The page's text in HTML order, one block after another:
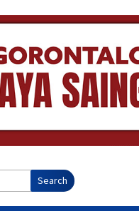
Search